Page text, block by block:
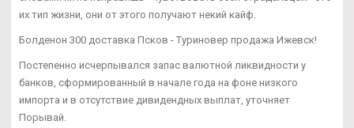
их тип жизни, они от этого получают некий кайф.
Болденон 300 доставка Псков - Туриновер продажа Ижевск!
Постепенно исчерпывался запас валютной ликвидности у
банков, сформированный в начале года на фоне низкого
импорта и в отсутствие дивидендных выплат, уточняет
Порывай.